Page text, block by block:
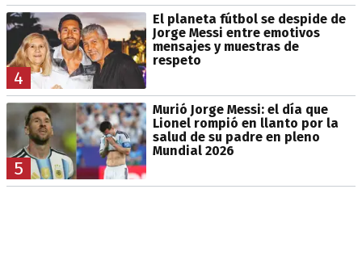
4
El planeta fútbol se despide de
Jorge Messi entre emotivos
mensajes y muestras de
respeto
5
Murió Jorge Messi: el día que
Lionel rompió en llanto por la
salud de su padre en pleno
Mundial 2026